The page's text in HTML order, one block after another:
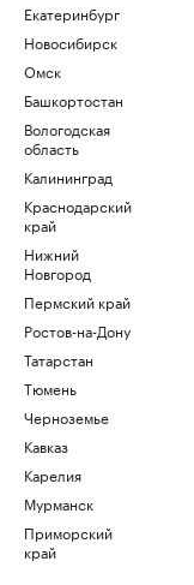
Екатеринбург
Новосибирск
Омск
Башкортостан
Вологодская
область
Калининград
Краснодарский
край
Нижний
Новгород
Пермский край
Ростов-на-Дону
Татарстан
Тюмень
Черноземье
Кавказ
Карелия
Мурманск
Приморский
край